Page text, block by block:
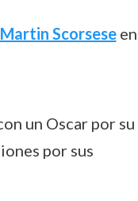
Martin Scorseseen
un Oscar por su
por sus